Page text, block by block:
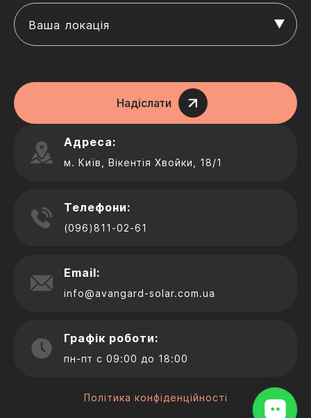
Ваша локація
Надіслати
Адреса:
м. Київ, Вікентія Хвойки, 18/1
Телефони:
(096)811-02-61
Email:
info@avangard-solar.com.ua
Графік роботи:
пн-пт с 09:00 до 18:00
Політика конфіденційності